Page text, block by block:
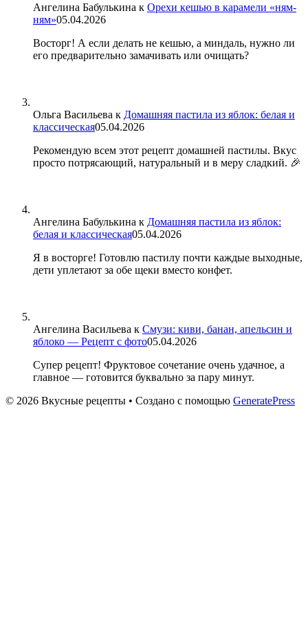
Ангелина Бабулькина к Орехи кешью в карамели «ням-
ням»05.04.2026
Восторг! А если делать не кешью, а миндаль, нужно ли
его предварительно замачивать или очищать?
Ольга Васильева к Домашняя пастила из яблок: белая и
классическая05.04.2026
Рекомендую всем этот рецепт домашней пастилы. Вкус
просто потрясающий, натуральный и в меру сладкий. 🎉
Ангелина Бабулькина к Домашняя пастила из яблок:
белая и классическая05.04.2026
Я в восторге! Готовлю пастилу почти каждые выходные,
дети уплетают за обе щеки вместо конфет.
Ангелина Васильева к Смузи: киви, банан, апельсин и
яблоко — Рецепт с фото05.04.2026
Супер рецепт! Фруктовое сочетание очень удачное, а
главное — готовится буквально за пару минут.
© 2026 Вкусные рецепты • Создано с помощью GeneratePress